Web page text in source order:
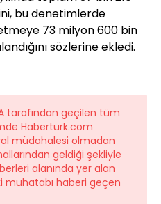
bu denetimlerde
73 milyon 600 bin
sözlerine ekledi.
tarafından geçilen tüm
Haberturk.com
müdahalesi olmadan
geldiği şekliyle
alanında yer alan
muhatabı haberi geçen